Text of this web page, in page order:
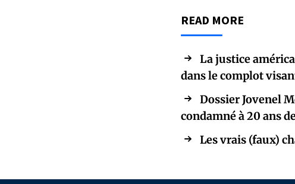
READ MORE
La justice
dans le complot
Dossier Jovenel
condamné à 20 ans
Les vrais (faux)